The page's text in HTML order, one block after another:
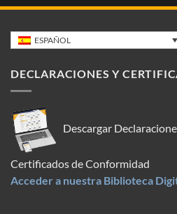
ESPAÑOL
DECLARACIONES Y
Descargar
Certificados de Conformidad
Acceder a nuestra Biblioteca